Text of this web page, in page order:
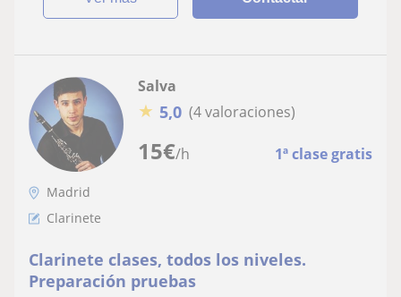
15€/h 1ª clase gratis
Salva
★ 5,0 (4 valoraciones)
Madrid
Clarinete
Clarinete clases, todos los niveles.
Preparación pruebas